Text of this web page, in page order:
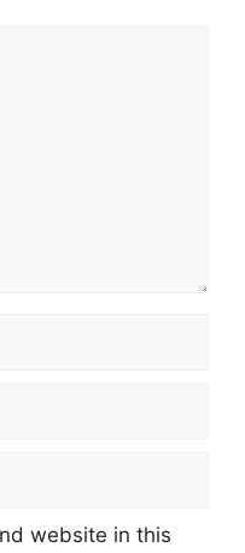
website in this